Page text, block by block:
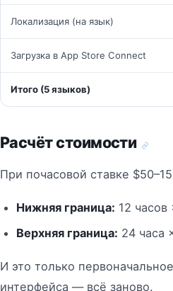
Локализация (на язык)
Загрузка в App Store Connect
Итого (5 языков)
Расчёт стоимости
При почасовой ставке
Нижняя граница: 12
Верхняя граница: 24 часа
И это только
интерфейса — всё заново.